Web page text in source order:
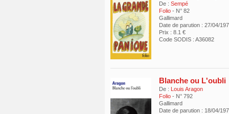
De : Sempé
Folio - N° 82
Gallimard
Date de parution : 27/04/
Prix : 8.1 €
Code SODIS : A36082
Blanche ou L'oubli
De : Louis Aragon
Folio - N° 792
Gallimard
Date de parution : 18/04/